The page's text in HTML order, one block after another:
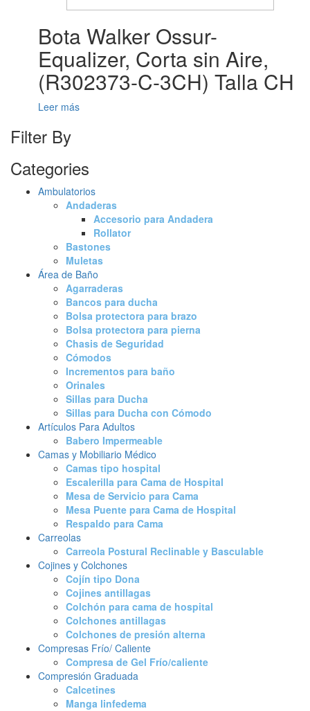
Bota Walker Ossur-
Equalizer, Corta sin Aire,
(R302373-C-3CH) Talla CH
Leer más
Filter By
Categories
Ambulatorios
Andaderas
Accesorio para Andadera
Rollator
Bastones
Muletas
Área de Baño
Agarraderas
Bancos para ducha
Bolsa protectora para brazo
Bolsa protectora para pierna
Chasis de Seguridad
Cómodos
Incrementos para baño
Orinales
Sillas para Ducha
Sillas para Ducha con Cómodo
Artículos Para Adultos
Babero Impermeable
Camas y Mobiliario Médico
Camas tipo hospital
Escalerilla para Cama de Hospital
Mesa de Servicio para Cama
Mesa Puente para Cama de Hospital
Respaldo para Cama
Carreolas
Carreola Postural Reclinable y Basculable
Cojines y Colchones
Cojín tipo Dona
Cojines antillagas
Colchón para cama de hospital
Colchones antillagas
Colchones de presión alterna
Compresas Frío/ Caliente
Compresa de Gel Frío/caliente
Compresión Graduada
Calcetines
Manga linfedema